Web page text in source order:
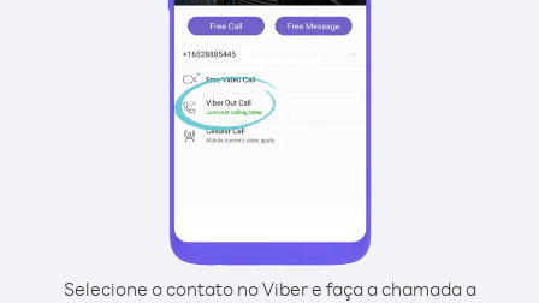
Selecione o contato no Viber e faça a chamada a